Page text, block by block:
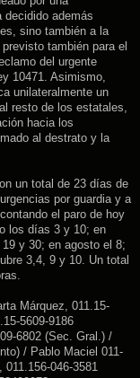
además
sino también a la
también para el
del urgente
10471. Asimismo,
unilateralmente un
resto de los estatales,
hacia los
al destrato y la
un total de 23 días de
por guardia y a
el paro de hoy
los días 3 y 10; en
y 30; en agosto el 8;
3,4, 9 y 10. Un total
Márquez, 011.15-
5609-9186
6802 (Sec. Gral.) /
/ Pablo Maciel 011-
046-3581